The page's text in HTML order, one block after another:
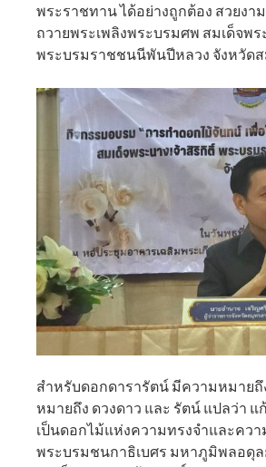
พระราชทาน ได้อย่างถูกต้อง สวยงา
ถวายพระเพลิงพระบรมศพ สมเด็จพ
พระบรมราชชนนีพันปีหลวง จังหวัด
สำหรับดอกดารารัตน์ มีความหมายถึ
หมายถึง ดวงดาว และ รัตน์ แปลว่า
เป็นดอกไม้แห่งความทรงจำและคว
พระบรมชนกาธิเบศร มหาภูมิพลอดุ